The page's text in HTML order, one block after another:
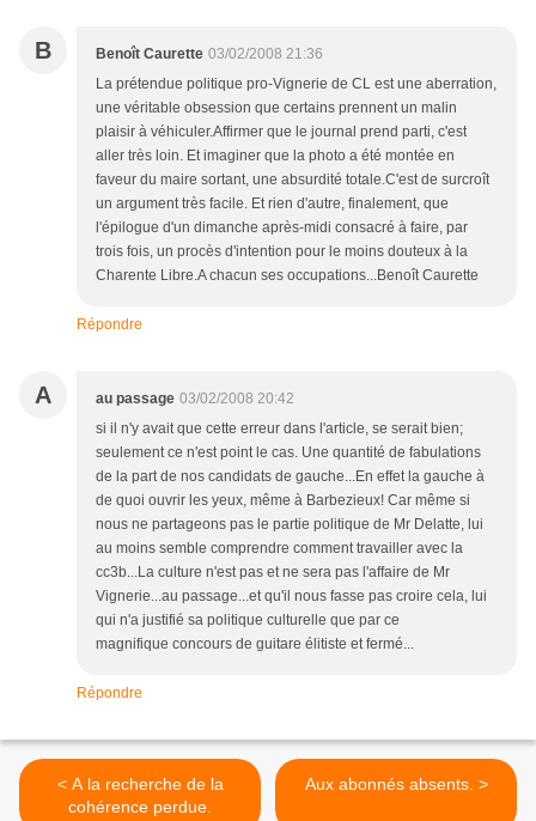
B Benoît Caurette 03/02/2008 21:36
La prétendue politique pro-Vignerie de CL est une aberration,
une véritable obsession que certains prennent un malin
plaisir à véhiculer.Affirmer que le journal prend parti, c'est
aller très loin. Et imaginer que la photo a été montée en
faveur du maire sortant, une absurdité totale.C'est de surcroît
un argument très facile. Et rien d'autre, finalement, que
l'épilogue d'un dimanche après-midi consacré à faire, par
trois fois, un procès d'intention pour le moins douteux à la
Charente Libre.A chacun ses occupations...Benoît Caurette
Répondre
A au passage 03/02/2008 20:42
si il n'y avait que cette erreur dans l'article, se serait bien;
seulement ce n'est point le cas. Une quantité de fabulations
de la part de nos candidats de gauche...En effet la gauche à
de quoi ouvrir les yeux, même à Barbezieux! Car même si
nous ne partageons pas le partie politique de Mr Delatte, lui
au moins semble comprendre comment travailler avec la
cc3b...La culture n'est pas et ne sera pas l'affaire de Mr
Vignerie...au passage...et qu'il nous fasse pas croire cela, lui
qui n'a justifié sa politique culturelle que par ce
magnifique concours de guitare élitiste et fermé...
Répondre
< A la recherche de la
cohérence perdue.
Aux abonnés absents. >